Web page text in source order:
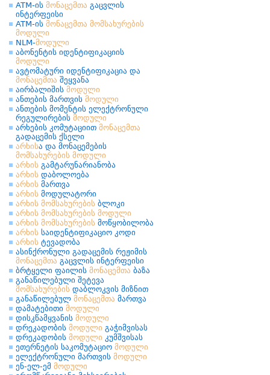
ATM-ის მონაცემთა გაცვლის
ინტერფეისი
ATM-ის მონაცემთა მომსახურების
მოდული
NLM-მოდული
აბონენტის იდენტიფიკაციის
მოდული
ავტომატური იდენტიფიკაცია და
მონაცემთა შეყვანა
აირბალიშის მოდული
ანთების მართვის მოდული
ანთების მომენტის ელექტრონული
რეგულირების მოდული
არხების კომუტაციით მონაცემთა
გადაცემის ქსელი
არხისა და მონაცემების
მომსახურების მოდული
არხის გამტარუნარიანობა
არხის დაბოლოება
არხის მართვა
არხის მოდულატორი
არხის მომსახურების ბლოკი
არხის მომსახურების მოდული
არხის მომსახურების მოწყობილობა
არხის საიდენტიფიკაციო კოდი
არხის ტევადობა
ასინქრონული გადაცემის რეჟიმის
მონაცემთა გაცვლის ინტერფეისი
ბრტყელი ფაილის მონაცემთა ბაზა
განაწილებული შეტევა
მომსახურების დაბლოკვის მიზნით
განაწილებულ მონაცემთა მართვა
დამატებითი მოდული
დისკწამყვანის მოდული
დრეკადობის მოდული გაჭიმვისას
დრეკადობის მოდული კუმშვისას
ეთერნეტის საკომუტაციო მოდული
ელექტრონული მართვის მოდული
ენ-ელ-ემ მოდული